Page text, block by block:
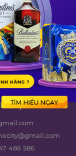
Carlou
Classic
Vang
HỆ
486 586